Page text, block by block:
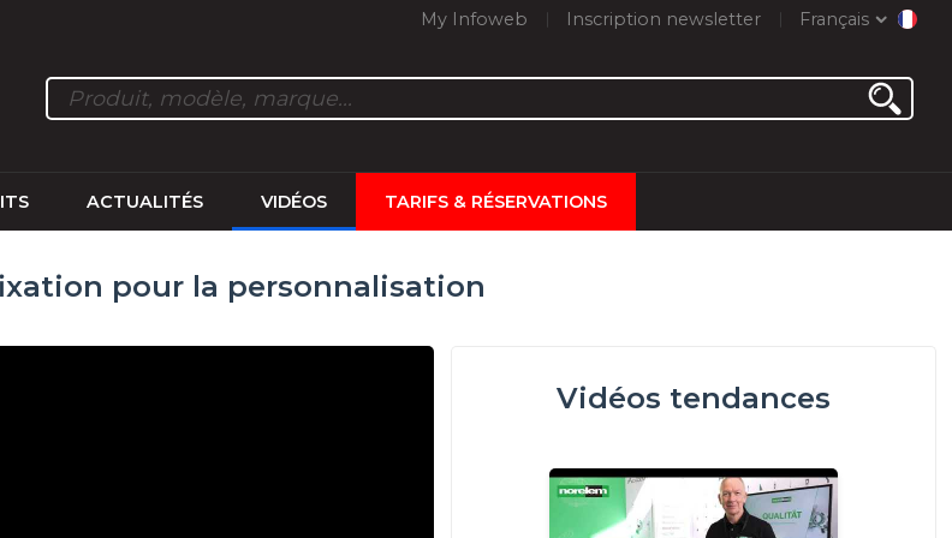
My Infoweb Inscription newsletter Français
ACTUALITÉS VIDÉOS TARIFS & RÉSERVATIONS
pour la personnalisation
Vidéos tendances